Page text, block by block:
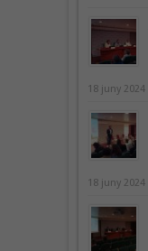
18 juny 2024
18 juny 2024